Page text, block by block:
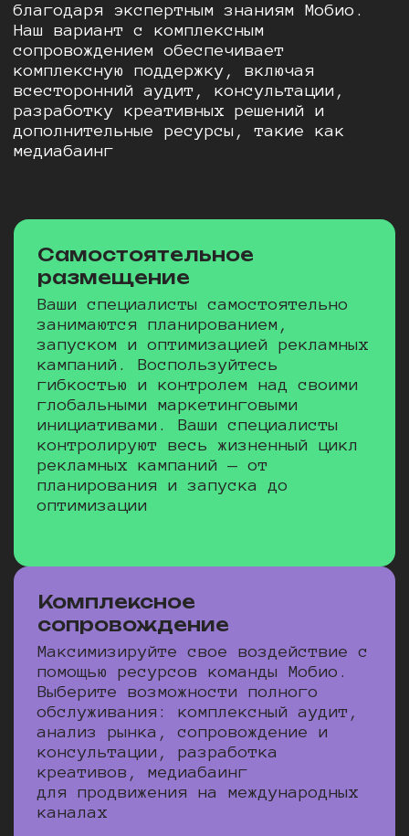
благодаря экспертным знаниям Мобио.
Наш вариант с комплексным
сопровождением обеспечивает
комплексную поддержку, включая
всесторонний аудит, консультации,
разработку креативных решений и
дополнительные ресурсы, такие как
медиабаинг
Самостоятельное
размещение
Ваши специалисты самостоятельно
занимаются планированием,
запуском и оптимизацией рекламных
кампаний. Воспользуйтесь
гибкостью и контролем над своими
глобальными маркетинговыми
инициативами. Ваши специалисты
контролируют весь жизненный цикл
рекламных кампаний — от
планирования и запуска до
оптимизации
Комплексное
сопровождение
Максимизируйте свое воздействие с
помощью ресурсов команды Мобио.
Выберите возможности полного
обслуживания: комплексный аудит,
анализ рынка, сопровождение и
консультации, разработка
креативов, медиабаинг
для продвижения на международных
каналах